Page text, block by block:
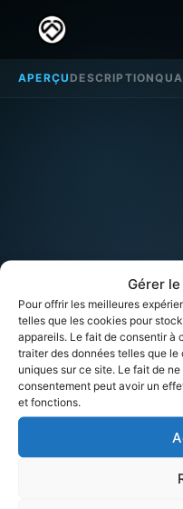
Gérer
Pour offrir les meilleures
telles que les cookies pour
appareils. Le fait de consentir à
traiter des données telles que
uniques sur ce site. Le fait de
consentement peut avoir un
et fonctions.
APERÇUDESCRIPTION